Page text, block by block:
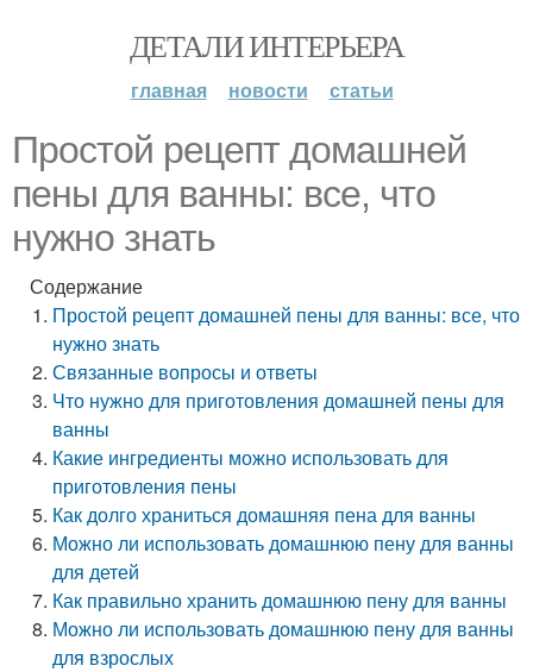
ДЕТАЛИ ИНТЕРЬЕРА
главная новости статьи
Простой рецепт домашней
пены для ванны: все, что
нужно знать
Содержание
Простой рецепт домашней пены для ванны: все, что
нужно знать
Связанные вопросы и ответы
Что нужно для приготовления домашней пены для
ванны
Какие ингредиенты можно использовать для
приготовления пены
Как долго храниться домашняя пена для ванны
Можно ли использовать домашнюю пену для ванны
для детей
Как правильно хранить домашнюю пену для ванны
Можно ли использовать домашнюю пену для ванны
для взрослых